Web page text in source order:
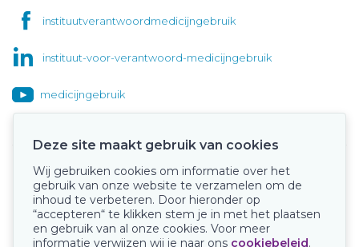
instituutverantwoordmedicijngebruik
instituut-voor-verantwoord-medicijngebruik
medicijngebruik
Onze keurmerken
Deze site maakt gebruik van cookies
Wij gebruiken cookies om informatie over het
gebruik van onze website te verzamelen om de
inhoud te verbeteren. Door hieronder op
“accepteren“ te klikken stem je in met het plaatsen
en gebruik van al onze cookies. Voor meer
informatie verwijzen wij je naar ons cookiebeleid.